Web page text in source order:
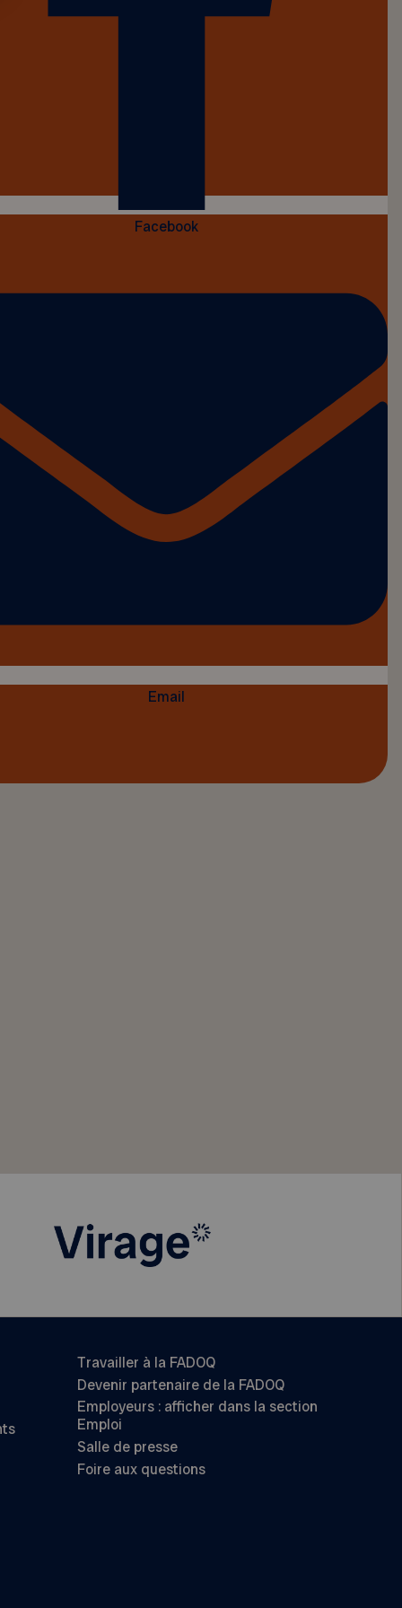
Facebook
Email
Travailler à la FADOQ
Devenir partenaire de la FADOQ
Employeurs : afficher dans la section
Emploi
Salle de presse
Foire aux questions